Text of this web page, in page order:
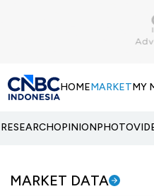
HOMEMARKETMY
RESEARCHOPINIONPHOTO
MARKET DATA